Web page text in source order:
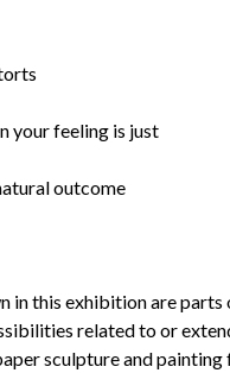
your feeling is just
outcome
in this exhibition are
related to or
sculpture and